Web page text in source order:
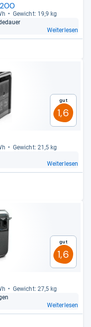
Gewicht: 19,9 kg
Weiterlesen
Gut
1,6
Gewicht: 21,5 kg
Weiterlesen
Gut
1,6
Gewicht: 27,5 kg
Weiterlesen